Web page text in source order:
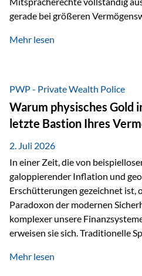
gerade bei größeren
sicherzustellen, dass das
folgende Situation vor: Ein Vater
einen Teil seines Vermögens.
Tochter das Geld kurzfristig
Mehr lesen
PWP - Private Wealth Police
Warum physisches Gold
letzte Bastion Ihres
2. Juli 2026
In einer Zeit, die von
galoppierender Inflation und
Erschütterungen gezeichnet ist,
Paradoxon der modernen
komplexer unsere
erweisen sie sich. Traditionelle
unumstößlich galten, versagen
Mehr lesen